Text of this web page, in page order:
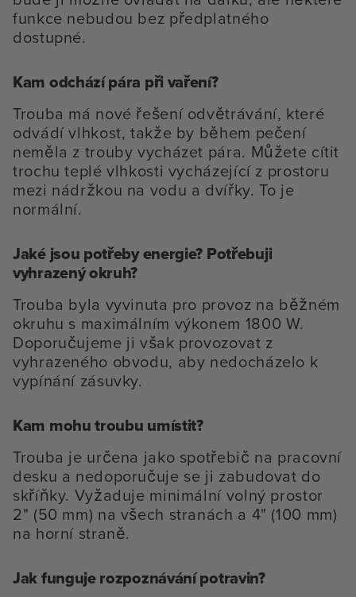
funkce nebudou bez předplatného
dostupné.
Kam odchází pára při vaření?
Trouba má nové řešení odvětrávání, které
odvádí vlhkost, takže by během pečení
neměla z trouby vycházet pára. Můžete cítit
trochu teplé vlhkosti vycházející z prostoru
mezi nádržkou na vodu a dvířky. To je
normální.
Jaké jsou potřeby energie? Potřebuji
vyhrazený okruh?
Trouba byla vyvinuta pro provoz na běžném
okruhu s maximálním výkonem 1800 W.
Doporučujeme ji však provozovat z
vyhrazeného obvodu, aby nedocházelo k
vypínání zásuvky.
Kam mohu troubu umístit?
Trouba je určena jako spotřebič na pracovní
desku a nedoporučuje se ji zabudovat do
skříňky. Vyžaduje minimální volný prostor
2" (50 mm) na všech stranách a 4" (100 mm)
na horní straně.
Jak funguje rozpoznávání potravin?